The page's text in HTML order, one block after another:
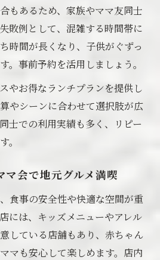
もあるため、家族やママ友同士
敗例として、混雑する時間帯に
時間が長くなり、子供がぐずっ
。事前予約を活用しましょう。
やお得なランチプランを提供し
やシーンに合わせて選択肢が広
士での利用実績も多く、リピー
。
マ会で地元グルメ満喫
食事の安全性や快適な空間が重
には、キッズメニューやアレル
している店舗もあり、赤ちゃん
マも安心して楽しめます。店内